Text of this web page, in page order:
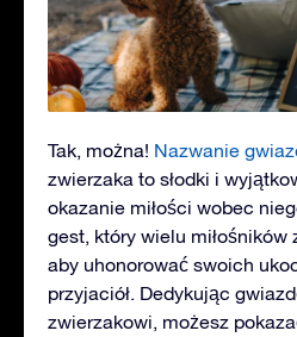
Tak, można! Nazwanie
zwierzaka to słodki i
okazanie miłości wobec
gest, który wielu miłośników
aby uhonorować swoich
przyjaciół. Dedykując
zwierzakowi, możesz